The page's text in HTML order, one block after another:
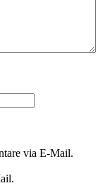
via E-Mail.